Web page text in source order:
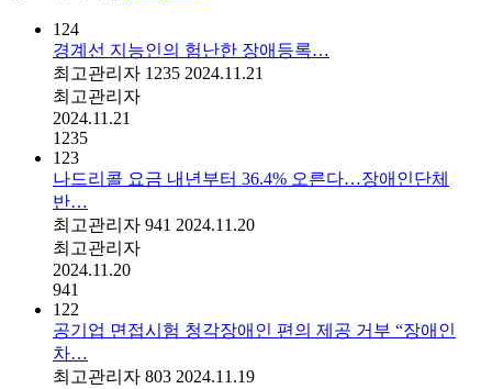
124
경계선 지능인의 험난한 장애등록…
최고관리자 1235 2024.11.21
최고관리자
2024.11.21
1235
123
나드리콜 요금 내년부터 36.4% 오른다…장애인단체
반…
최고관리자 941 2024.11.20
최고관리자
2024.11.20
941
122
공기업 면접시험 청각장애인 편의 제공 거부 “장애인
차…
최고관리자 803 2024.11.19